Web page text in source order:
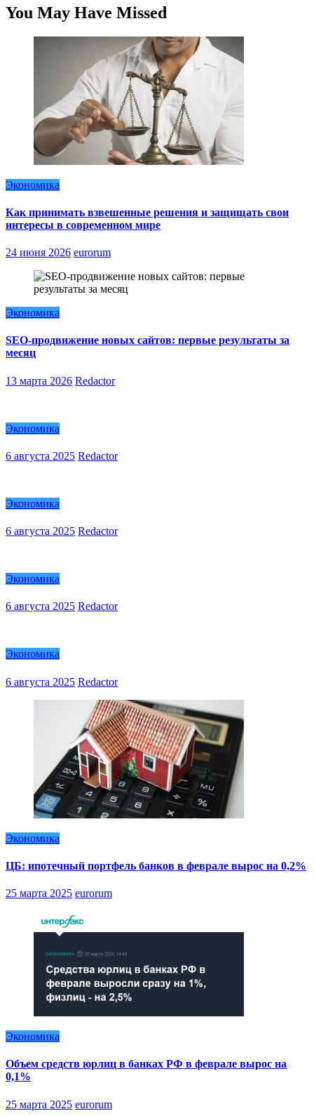
You May Have Missed
Экономика
Как принимать взвешенные решения и защищать свои
интересы в современном мире
24 июня 2026 eurorum
Экономика
SEO-продвижение новых сайтов: первые результаты за
месяц
13 марта 2026 Redactor
Экономика
6 августа 2025 Redactor
Экономика
6 августа 2025 Redactor
Экономика
6 августа 2025 Redactor
Экономика
6 августа 2025 Redactor
Экономика
ЦБ: ипотечный портфель банков в феврале вырос на 0,2%
25 марта 2025 eurorum
Экономика
Объем средств юрлиц в банках РФ в феврале вырос на
0,1%
25 марта 2025 eurorum